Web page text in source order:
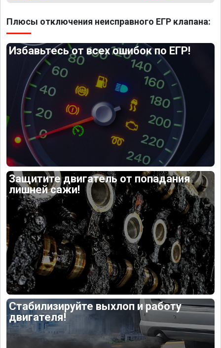
Плюсы отключения неисправного ЕГР клапана:
Избавьтесь от всех ошибок по ЕГР!
Защитите двигатель от попадания
лишней сажи!
Стабилизируйте выхлоп и работу
двигателя!